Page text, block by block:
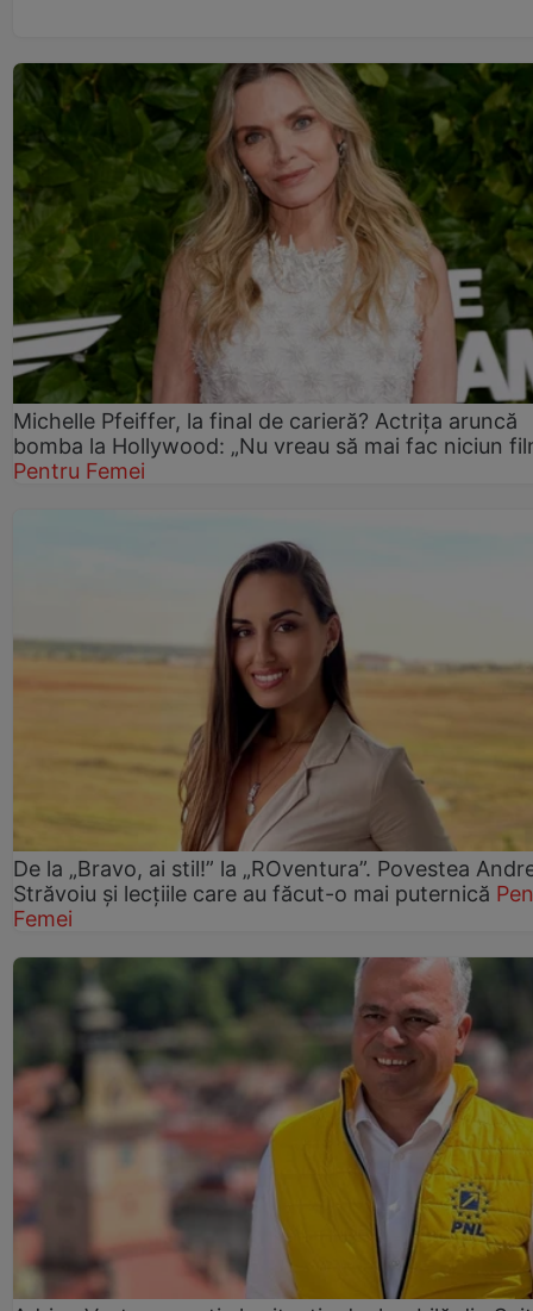
Michelle Pfeiffer, la final de carieră? Actrița aruncă
bomba la Hollywood: „Nu vreau să mai fac niciun
Pentru Femei
De la „Bravo, ai stil!” la „ROventura”. Povestea
Străvoiu și lecțiile care au făcut-o mai puternică
Femei